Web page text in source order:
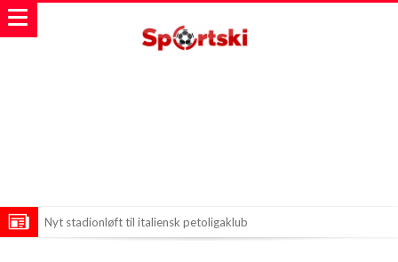
Nyt stadionløft til italiensk petoligaklub